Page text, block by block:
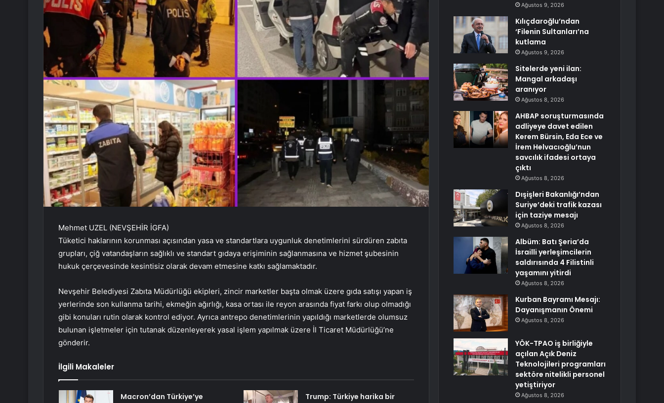
Mehmet UZEL (NEVŞEHİR İGFA)
Tüketici haklarının korunması açısından yasa ve standartlara uygunluk denetimlerini sürdüren zabıta
grupları, çiğ vatandaşların sağlıklı ve standart gıdaya erişiminin sağlanmasına ve hizmet şubesinin
hukuk çerçevesinde kesintisiz olarak devam etmesine katkı sağlamaktadır.
Nevşehir Belediyesi Zabıta Müdürlüğü ekipleri, zincir marketler başta olmak üzere gıda satışı yapan iş
yerlerinde son kullanma tarihi, ekmeğin ağırlığı, kasa ortası ile reyon arasında fiyat farkı olup olmadığı
gibi konuları rutin olarak kontrol ediyor. Ayrıca antrepo denetimlerinin yapıldığı marketlerde olumsuz
bulunan işletmeler için tutanak düzenleyerek yasal işlem yapılmak üzere İl Ticaret Müdürlüğü’ne
gönderir.
İlgili Makaleler
Macron’dan Türkiye’ye
Trump: Türkiye harika bir
Ağustos 9, 2026
Kılıçdaroğlu’ndan
‘Filenin Sultanları’na
kutlama
Ağustos 9, 2026
Sitelerde yeni ilan:
Mangal arkadaşı
aranıyor
Ağustos 8, 2026
AHBAP soruşturmasında
adliyeye davet edilen
Kerem Bürsin, Eda Ece ve
İrem Helvacıoğlu’nun
savcılık ifadesi ortaya
çıktı
Ağustos 8, 2026
Dışişleri Bakanlığı’ndan
Suriye’deki trafik kazası
için taziye mesajı
Ağustos 8, 2026
Albüm: Batı Şeria’da
İsrailli yerleşimcilerin
saldırısında 4 Filistinli
yaşamını yitirdi
Ağustos 8, 2026
Kurban Bayramı Mesajı:
Dayanışmanın Önemi
Ağustos 8, 2026
YÖK-TPAO iş birliğiyle
açılan Açık Deniz
Teknolojileri programları
sektöre nitelikli personel
yetiştiriyor
Ağustos 8, 2026